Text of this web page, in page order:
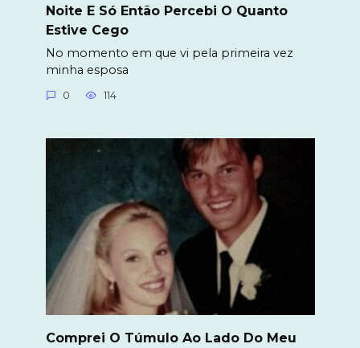
Noite E Só Então Percebi O Quanto
Estive Cego
No momento em que vi pela primeira vez
minha esposa
0 114
Comprei O Túmulo Ao Lado Do Meu